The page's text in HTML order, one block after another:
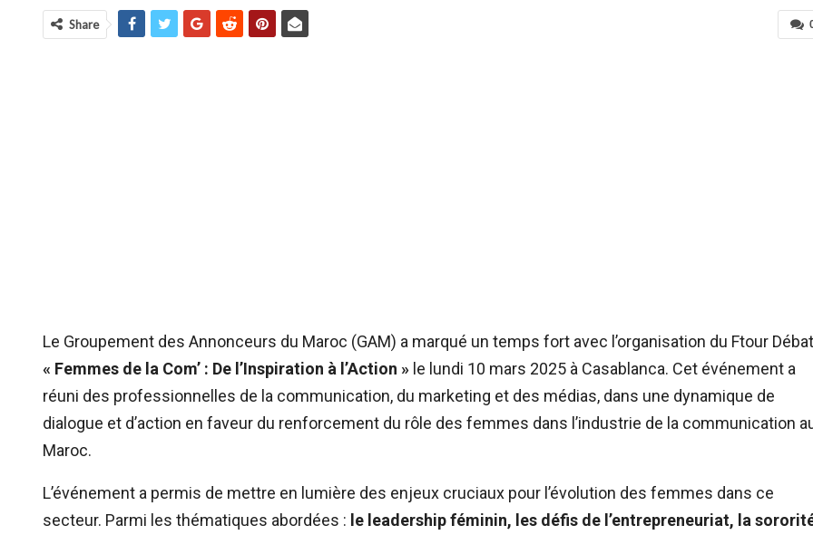
Share
Le Groupement des Annonceurs du Maroc (GAM) a marqué un temps fort avec l’organisation du Ftour Débat
« Femmes de la Com’ : De l’Inspiration à l’Action » le lundi 10 mars 2025 à Casablanca. Cet événement a
réuni des professionnelles de la communication, du marketing et des médias, dans une dynamique de
dialogue et d’action en faveur du renforcement du rôle des femmes dans l’industrie de la communication
Maroc.
L’événement a permis de mettre en lumière des enjeux cruciaux pour l’évolution des femmes dans ce
secteur. Parmi les thématiques abordées : le leadership féminin, les défis de l’entrepreneuriat, la